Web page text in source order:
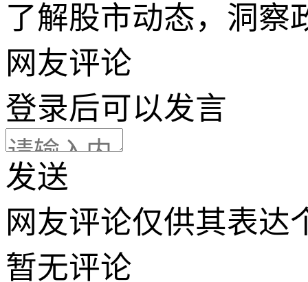
了解股市动态，洞察
网友评论
登录后可以发言
发送
网友评论仅供其表达
暂无评论